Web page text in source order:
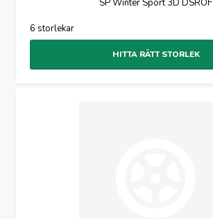
SP Winter Sport 3D DSROF
6 storlekar
HITTA RÄTT STORLEK